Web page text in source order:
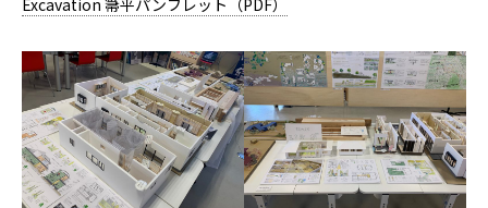
Excavation 箒平パンフレット（PDF）